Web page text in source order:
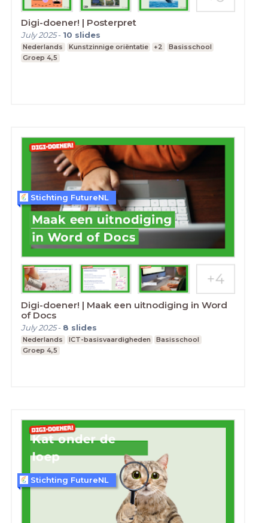
Digi-doener! | Posterpret
July 2025- 10 slides
Nederlands Kunstzinnige oriëntatie +2
Basisschool
Groep 4,5
Digi-doener! | Maak een uitnodiging in Word
of Docs
July 2025- 8 slides
Nederlands ICT-basisvaardigheden
Basisschool
Groep 4,5
Stichting FutureNL
Stichting FutureNL